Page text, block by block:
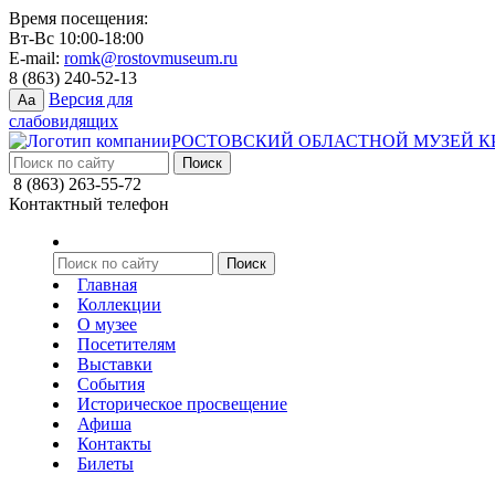
Время посещения:
Вт-Вс 10:00-18:00
E-mail: romk@rostovmuseum.ru
8 (863) 240-52-13
Aa
Версия для
слабовидящих
РОСТОВСКИЙ ОБЛАСТНОЙ МУЗЕЙ
8 (863) 263-55-72
Контактный телефон
Главная
Коллекции
О музее
Посетителям
Выставки
События
Историческое просвещение
Афиша
Контакты
Билеты